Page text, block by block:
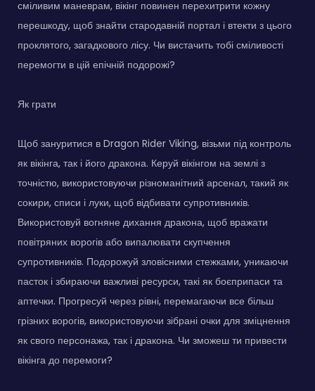
сміливим маневрам, вікінг повинен перехитрити кожну
перешкоду, щоб знайти стародавній портал і втекти з цього
проклятого, загадкового лісу. Чи вистачить тобі сміливості
перемогти в цій епічній подорожі?
Як грати
Щоб зануритися в Dragon Rider Viking, візьми під контроль
як вікінга, так і його дракона. Керуй вікінгом на землі з
точністю, використовуючи різноманітний арсенал, такий як
сокири, списи і луки, щоб відбивати супротивників.
Використовуй вогняне дихання дракона, щоб вражати
повітряних ворогів або випалювати скупчення
супротивників. Подорожуй зловісними стежками, уникаючи
пасток і збираючи важливі ресурси, такі як боєприпаси та
аптечки. Прогресуй через рівні, перемагаючи все більш
грізних ворогів, використовуючи зібрані очки для зміцнення
як свого персонажа, так і дракона. Чи зможеш ти привести
вікінга до перемоги?